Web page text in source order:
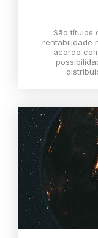
São títulos
rentabilidade
acordo